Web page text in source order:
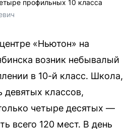
профильных 10 класса
«Ньютон» на
возник небывалый
в 10-й класс. Школа,
девятых классов,
четыре десятых —
всего 120 мест. В день